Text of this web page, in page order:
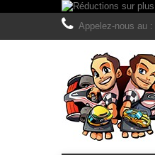
Appelez-nous au :